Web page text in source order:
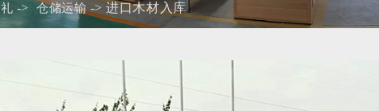
-> 仓储运输-> 进口木材入库